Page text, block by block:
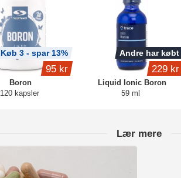
Boron
120 kapsler
Køb 3 - spar 13%
95 kr
Liquid Ionic Boron
59 ml
Andre har købt
229 kr
Lær mere